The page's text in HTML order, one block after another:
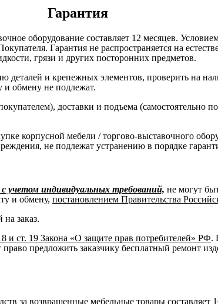
Гарантия
оборудование составляет 12 месяцев.
Гарантия не распространяется на
грязи и других посторонних предметов.
деталей и крепежных элементов, проверить на
и обмену не подлежат.
доставки и подъема (самостоятельно
корпусной мебели / торгово-выставочного
не подлежат устранению в порядке
учетом индивидуальных требований, не могут
и обмену, постановлением Правительства
заказ.
и ст. 19 Закона «О защите прав потребителей» РФ.
предложить заказчику бесплатный ремонт
за возвращенные мебельные товары составляет